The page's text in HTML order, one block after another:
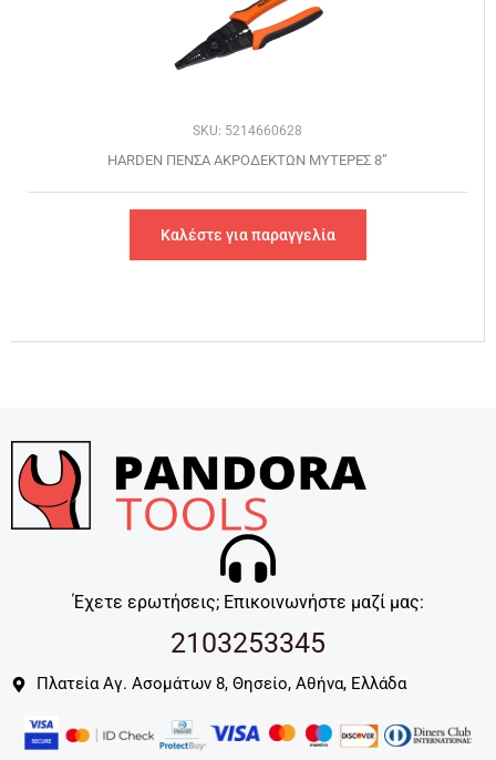
SKU: 5214660628
HARDEN ΠΕΝΣA ΑΚΡΟΔΕΚΤΩΝ ΜΥΤΕΡΕΣ 8”
Καλέστε για παραγγελία
Έχετε ερωτήσεις; Επικοινωνήστε μαζί μας:
2103253345
Πλατεία Αγ. Ασομάτων 8, Θησείο, Αθήνα, Ελλάδα